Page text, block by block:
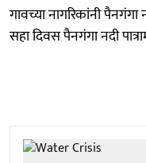
गावच्या नागरिकांनी पैनगंगा
सहा दिवस पैनगंगा नदी